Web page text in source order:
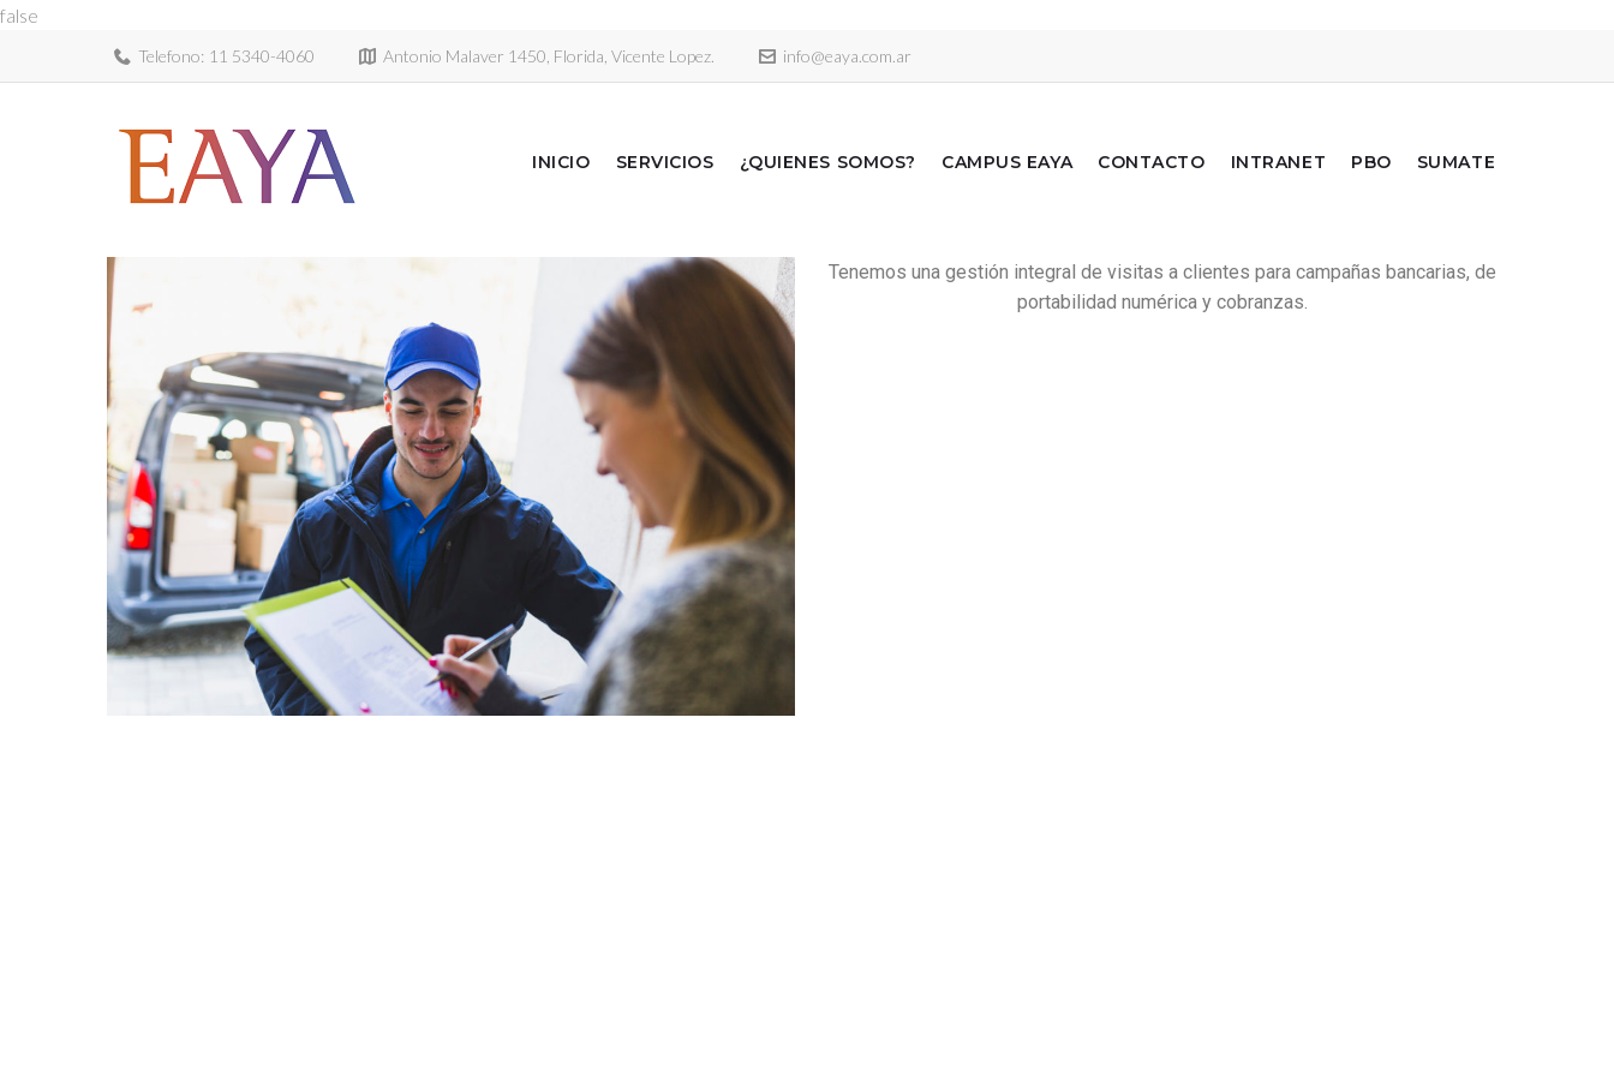
false
Telefono: 11 5340-4060 Antonio Malaver 1450, Florida, Vicente Lopez. info@eaya.com.ar
INICIO SERVICIOS ¿QUIENES SOMOS? CAMPUS EAYA CONTACTO INTRANET PBO SUMATE
Tenemos una gestión integral de visitas a clientes para campañas bancarias, de
portabilidad numérica y cobranzas.